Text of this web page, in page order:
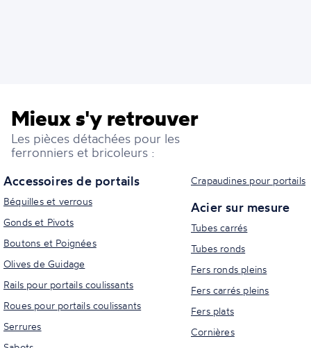
Mieux s'y retrouver
Les pièces détachées pour les
ferronniers et bricoleurs :
Accessoires de portails
Béquilles et verrous
Gonds et Pivots
Boutons et Poignées
Olives de Guidage
Rails pour portails coulissants
Roues pour portails coulissants
Serrures
Crapaudines pour portails
Acier sur mesure
Tubes carrés
Tubes ronds
Fers ronds pleins
Fers carrés pleins
Fers plats
Cornières